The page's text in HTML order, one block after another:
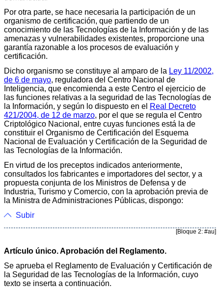
Por otra parte, se hace necesaria la participación de un
organismo de certificación, que partiendo de un
conocimiento de las Tecnologías de la Información y de las
amenazas y vulnerabilidades existentes, proporcione una
garantía razonable a los procesos de evaluación y
certificación.
Dicho organismo se constituye al amparo de la Ley 11/2002,
de 6 de mayo, reguladora del Centro Nacional de
Inteligencia, que encomienda a este Centro el ejercicio de
las funciones relativas a la seguridad de las Tecnologías de
la Información, y según lo dispuesto en el Real Decreto
421/2004, de 12 de marzo, por el que se regula el Centro
Criptológico Nacional, entre cuyas funciones está la de
constituir el Organismo de Certificación del Esquema
Nacional de Evaluación y Certificación de la Seguridad de
las Tecnologías de la Información.
En virtud de los preceptos indicados anteriormente,
consultados los fabricantes e importadores del sector, y a
propuesta conjunta de los Ministros de Defensa y de
Industria, Turismo y Comercio, con la aprobación previa de
la Ministra de Administraciones Públicas, dispongo:
Subir
[Bloque 2: #au]
Artículo único. Aprobación del Reglamento.
Se aprueba el Reglamento de Evaluación y Certificación de
la Seguridad de las Tecnologías de la Información, cuyo
texto se inserta a continuación.